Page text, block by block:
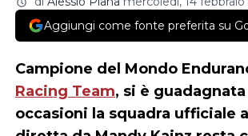
Aggiungi come fonte preferita su
Campione del Mondo
Racing Team, si è
occasioni la squadra ufficiale